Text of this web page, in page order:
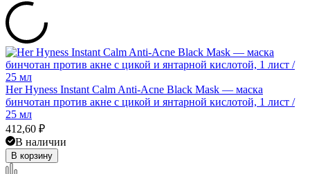
Her Hyness Instant Calm Anti-Acne Black Mask — маска
бинчотан против акне с цикой и янтарной кислотой, 1 лист /
25 мл
412,60 ₽
В наличии
В корзину